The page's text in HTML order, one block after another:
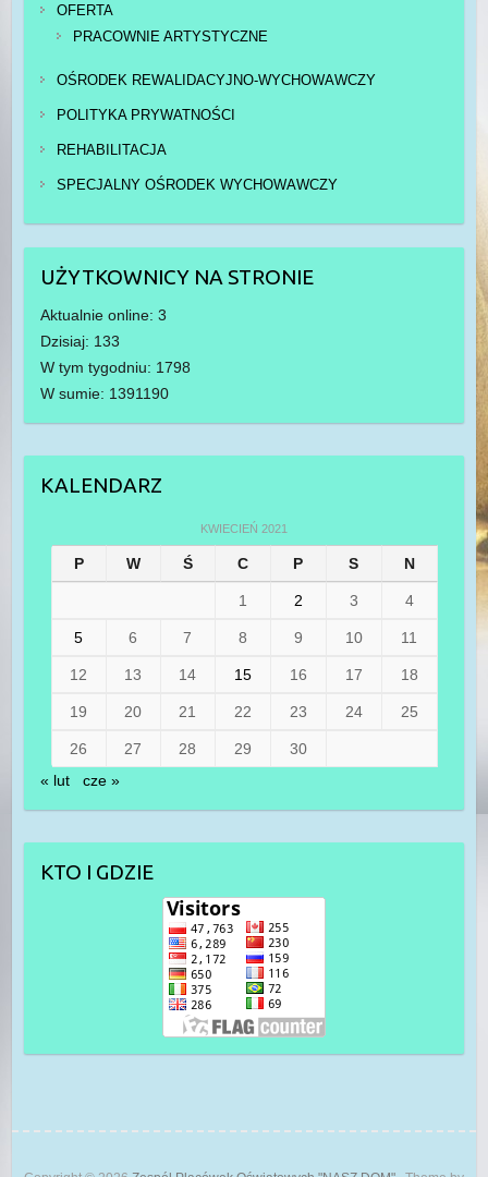
OFERTA
PRACOWNIE ARTYSTYCZNE
OŚRODEK REWALIDACYJNO-WYCHOWAWCZY
POLITYKA PRYWATNOŚCI
REHABILITACJA
SPECJALNY OŚRODEK WYCHOWAWCZY
UŻYTKOWNICY NA STRONIE
Aktualnie online: 3
Dzisiaj: 133
W tym tygodniu: 1798
W sumie: 1391190
KALENDARZ
KWIECIEŃ 2021
P W Ś C P S N
1 2 3 4
5 6 7 8 9 10 11
12 13 14 15 16 17 18
19 20 21 22 23 24 25
26 27 28 29
30
« lut
cze »
KTO I GDZIE